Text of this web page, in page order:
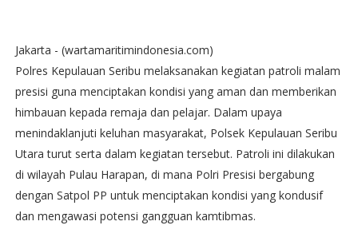
Jakarta - (wartamaritimindonesia.com)
Polres Kepulauan Seribu melaksanakan kegiatan patroli malam
presisi guna menciptakan kondisi yang aman dan memberikan
himbauan kepada remaja dan pelajar. Dalam upaya
menindaklanjuti keluhan masyarakat, Polsek Kepulauan Seribu
Utara turut serta dalam kegiatan tersebut. Patroli ini dilakukan
di wilayah Pulau Harapan, di mana Polri Presisi bergabung
dengan Satpol PP untuk menciptakan kondisi yang kondusif
dan mengawasi potensi gangguan kamtibmas.